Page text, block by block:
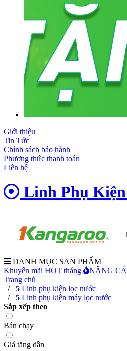
Giới thiệu
Tin Tức
Chính sách bảo hành
Phương thức thanh toán
Liên hệ
Linh Phụ
DANH MỤC SẢN PHẨM
Khuyến mãi HOT tháng
NÂNG
Trang chủ
/ 5 Linh phụ kiện lọc nước
/ 5 Linh phụ kiện máy lọc nước
Sắp xếp theo
Bán chạy
Giá tăng dần